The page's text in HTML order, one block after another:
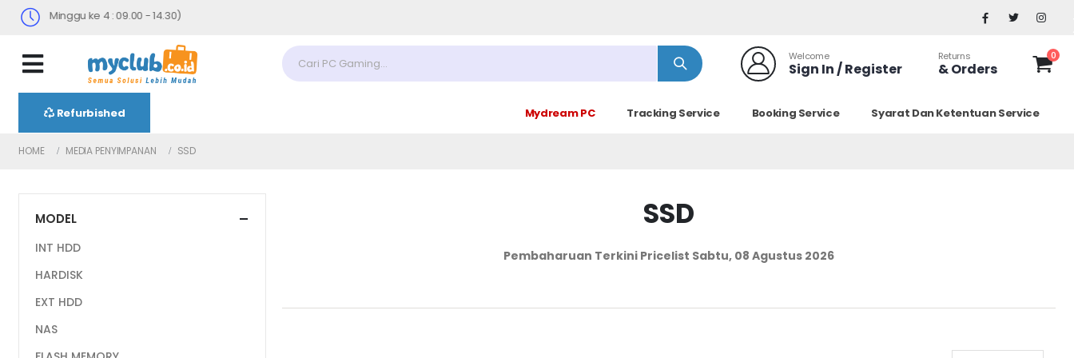
Minggu ke 4 : 09.00 - 14.30)
Welcome
Sign In / Register
Returns
& Orders
0
Refurbished Syarat Dan Ketentuan Service
Booking Service
Tracking Service
Mydream PC
HOME MEDIA PENYIMPANAN SSD
SSD
Pembaharuan Terkini Pricelist Sabtu, 08 Agustus 2026
MODEL
INT HDD
HARDISK
EXT HDD
NAS